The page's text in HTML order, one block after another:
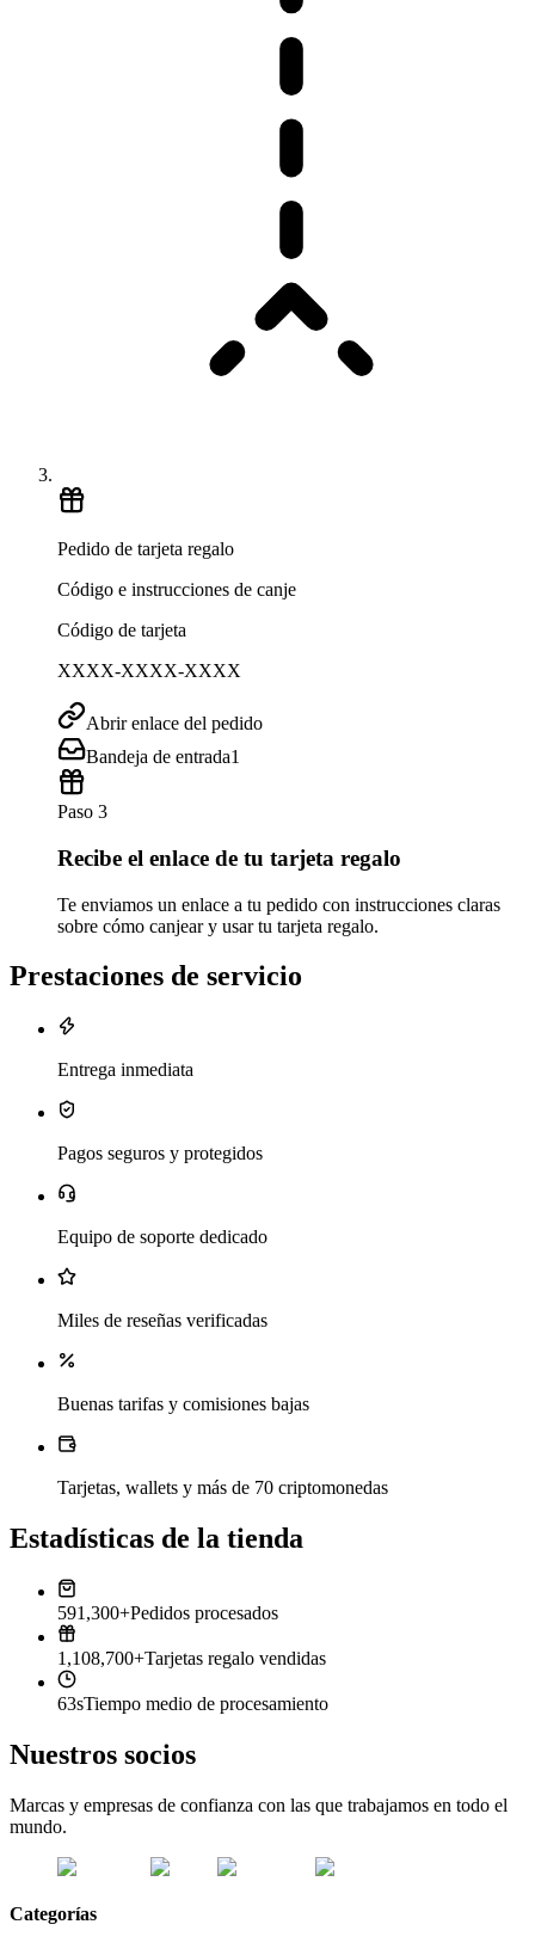
Pedido de tarjeta regalo
Código e instrucciones de canje
Código de tarjeta
XXXX-XXXX-XXXX
Abrir enlace del pedido
Bandeja de entrada1
Paso 3
Recibe el enlace de tu tarjeta regalo
Te enviamos un enlace a tu pedido con instrucciones claras
sobre cómo canjear y usar tu tarjeta regalo.
Prestaciones de servicio
Entrega inmediata
Pagos seguros y protegidos
Equipo de soporte dedicado
Miles de reseñas verificadas
Buenas tarifas y comisiones bajas
Tarjetas, wallets y más de 70 criptomonedas
Estadísticas de la tienda
591,300+Pedidos procesados
1,108,700+Tarjetas regalo vendidas
63sTiempo medio de procesamiento
Nuestros socios
Marcas y empresas de confianza con las que trabajamos en todo el
mundo.
Categorías